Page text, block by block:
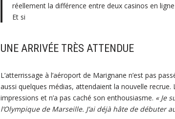
réellement la différence entre deux casinos en
Et si
UNE ARRIVÉE TRÈS ATTENDUE
L’atterrissage à l’aéroport de Marignane n’est pas
aussi quelques médias, attendaient la nouvelle
impressions et n’a pas caché son enthousiasme. « Je
l’Olympique de Marseille. J’ai déjà hâte de débuter